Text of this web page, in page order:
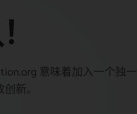
意味着加入一个独一
新。